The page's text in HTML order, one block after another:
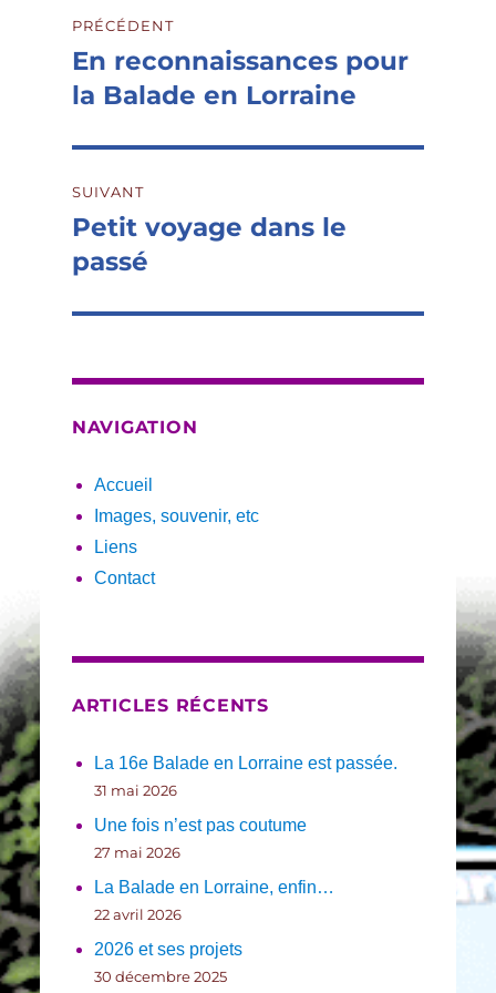
de
l’article
PRÉCÉDENT
Publication
précédente :
En reconnaissances pour
la Balade en Lorraine
SUIVANT
Publication
suivante :
Petit voyage dans le
passé
NAVIGATION
Accueil
Images, souvenir, etc
Liens
Contact
ARTICLES RÉCENTS
La 16e Balade en Lorraine est passée.
31 mai 2026
Une fois n’est pas coutume
27 mai 2026
La Balade en Lorraine, enfin…
22 avril 2026
2026 et ses projets
30 décembre 2025